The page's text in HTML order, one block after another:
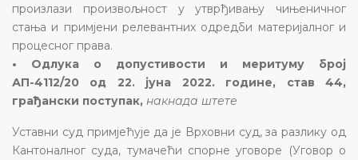
произлази произвољност у утврђивању чињеничног
стања и примјени релевантних одредби материјалног и
процесног права.
• Одлука о допустивости и меритуму број
АП-4112/20 од 22. јуна 2022. године, став 44,
грађански поступак, накнада штете
Уставни суд примјећује да је Врховни суд, за разлику од
Кантоналног суда, тумачећи спорне уговоре (Уговор о